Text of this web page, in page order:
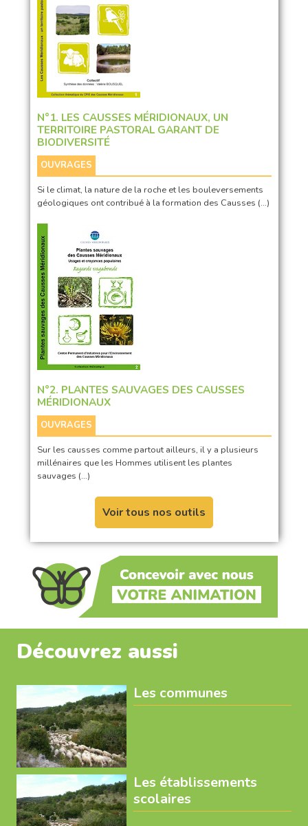
N°1. LES CAUSSES MÉRIDIONAUX, UN
TERRITOIRE PASTORAL GARANT DE
BIODIVERSITÉ
OUVRAGES
Si le climat, la nature de la roche et les bouleversements
géologiques ont contribué à la formation des Causses (…)
N°2. PLANTES SAUVAGES DES CAUSSES
MÉRIDIONAUX
OUVRAGES
Sur les causses comme partout ailleurs, il y a plusieurs
millénaires que les Hommes utilisent les plantes
sauvages (…)
Voir tous nos outils
Découvrez aussi
Les communes
Les établissements
scolaires